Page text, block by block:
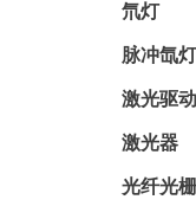
氘灯
脉冲氙
激光驱
激光器
光纤光栅